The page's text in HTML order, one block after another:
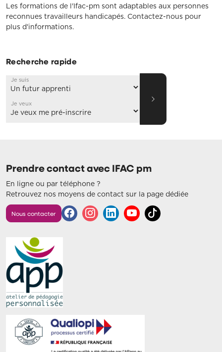
Les formations de l'Ifac-pm sont adaptables aux personnes
reconnues travailleurs handicapés. Contactez-nous pour
plus d'informations.
Recherche rapide
Je suis
Je veux
Prendre contact avec IFAC pm
En ligne ou par téléphone ?
Retrouvez nos moyens de contact sur la page dédiée
Nous contacter